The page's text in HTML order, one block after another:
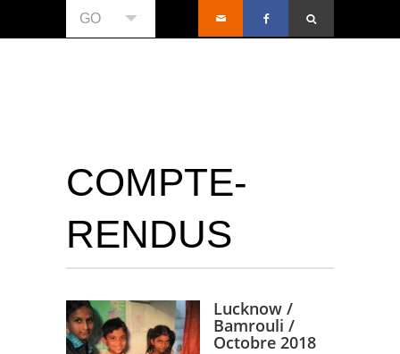
GO
COMPTE-
RENDUS
Lucknow /
Bamrouli /
Octobre 2018